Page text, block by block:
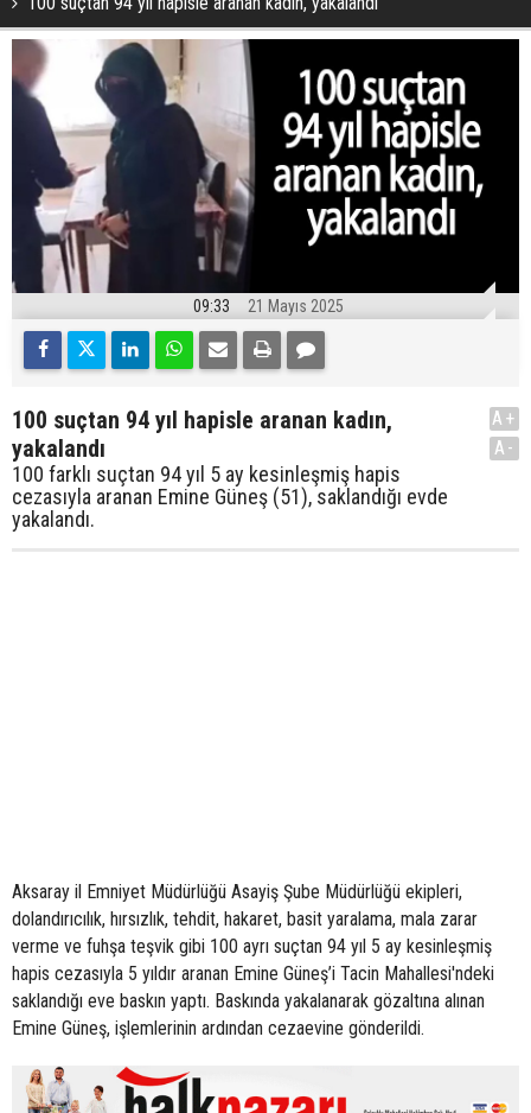
09:33 21 Mayıs 2025
100 suçtan 94 yıl hapisle aranan kadın,
yakalandı
100 farklı suçtan 94 yıl 5 ay kesinleşmiş hapis
cezasıyla aranan Emine Güneş (51), saklandığı evde
yakalandı.
A+
A-
Aksaray il Emniyet Müdürlüğü Asayiş Şube Müdürlüğü ekipleri,
dolandırıcılık, hırsızlık, tehdit, hakaret, basit yaralama, mala zarar
verme ve fuhşa teşvik gibi 100 ayrı suçtan 94 yıl 5 ay kesinleşmiş
hapis cezasıyla 5 yıldır aranan Emine Güneş’i Tacin Mahallesi'ndeki
saklandığı eve baskın yaptı. Baskında yakalanarak gözaltına alınan
Emine Güneş, işlemlerinin ardından cezaevine gönderildi.